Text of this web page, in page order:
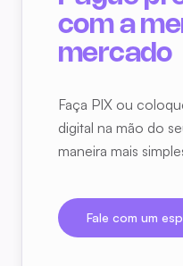
Faça PIX ou
digital na mão do
maneira mais
Fale com um